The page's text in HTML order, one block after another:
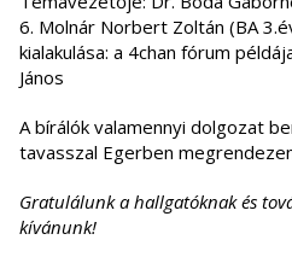
6. Molnár Norbert Zoltán (BA
kialakulása: a 4chan fórum
János
A bírálók valamennyi dolgozat
tavasszal Egerben
Gratulálunk a hallgatóknak és
kívánunk!